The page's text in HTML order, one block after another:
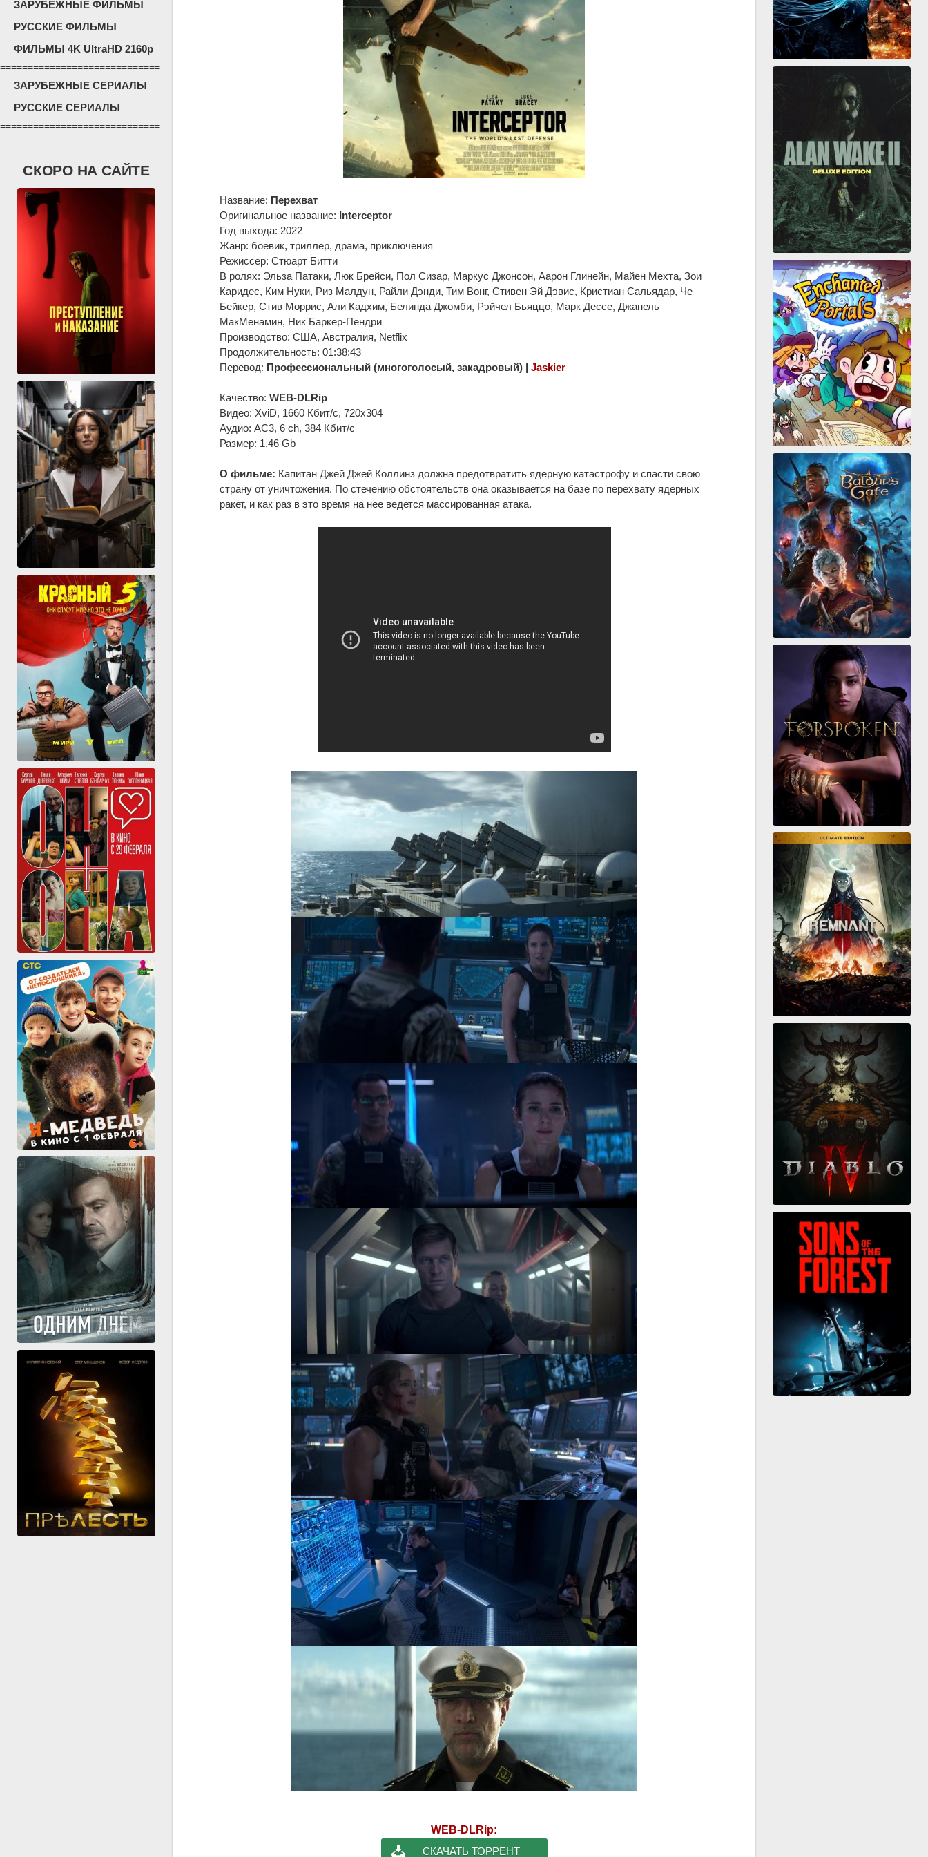
ЗАРУБЕЖНЫЕ ФИЛЬМЫ
РУССКИЕ ФИЛЬМЫ
ФИЛЬМЫ 4K UltraHD 2160p
=============================
ЗАРУБЕЖНЫЕ СЕРИАЛЫ
РУССКИЕ СЕРИАЛЫ
=============================
СКОРО НА САЙТЕ
Название: Перехват
Оригинальное название: Interceptor
Год выхода: 2022
Жанр: боевик, триллер, драма, приключения
Режиссер: Стюарт Битти
В ролях: Эльза Патаки, Люк Брейси, Пол Сизар, Маркус Джонсон, Аарон Глинейн, Майен Мехта, Зои
Каридес, Ким Нуки, Риз Малдун, Райли Дэнди, Тим Вонг, Стивен Эй Дэвис, Кристиан Сальядар, Че
Бейкер, Стив Моррис, Али Кадхим, Белинда Джомби, Рэйчел Бьяццо, Марк Дессе, Джанель
МакМенамин, Ник Баркер-Пендри
Производство: США, Австралия, Netflix
Продолжительность: 01:38:43
Перевод: Профессиональный (многоголосый, закадровый) | Jaskier
Качество: WEB-DLRip
Видео: XviD, 1660 Кбит/с, 720x304
Аудио: AC3, 6 ch, 384 Кбит/с
Размер: 1,46 Gb
О фильме: Капитан Джей Джей Коллинз должна предотвратить ядерную катастрофу и спасти свою
страну от уничтожения. По стечению обстоятельств она оказывается на базе по перехвату ядерных
ракет, и как раз в это время на нее ведется массированная атака.
WEB-DLRip:
СКАЧАТЬ ТОРРЕНТ